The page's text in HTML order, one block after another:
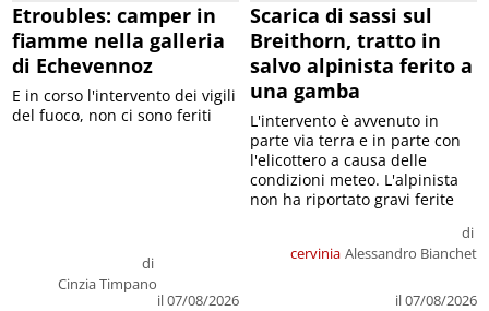
Etroubles: camper in
fiamme nella galleria
di Echevennoz
di
Cinzia Timpano
il 07/08/2026
E in corso l'intervento dei vigili
del fuoco, non ci sono feriti
Scarica di sassi sul
Breithorn, tratto in
salvo alpinista ferito a
una gamba
cervinia
di
Alessandro Bianchet
il 07/08/2026
L'intervento è avvenuto in
parte via terra e in parte con
l'elicottero a causa delle
condizioni meteo. L'alpinista
non ha riportato gravi ferite